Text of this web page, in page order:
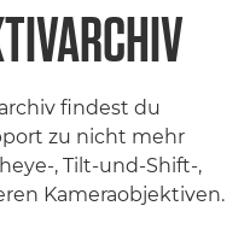
findest du
zu nicht mehr
, Tilt-und-Shift-,
Kameraobjektiven.